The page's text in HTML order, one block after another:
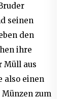
seinen
den
ihre
Müll aus
also einen
zum